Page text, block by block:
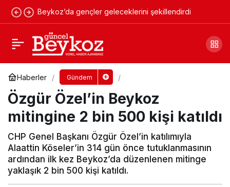
Beykoz’da gençler geleceklerini şekillendirdi
Haberler Gündem
Özgür Özel’in Beykoz
mitingine 2 bin 500 kişi katıldı
CHP Genel Başkanı Özgür Özel’in katılımıyla
Alaattin Köseler’in 314 gün önce tutuklanmasının
ardından ilk kez Beykoz’da düzenlenen mitinge
yaklaşık 2 bin 500 kişi katıldı.
CHP davasında iki Beykozlu birbirini suçladı!
Yorum Yap Paylaş